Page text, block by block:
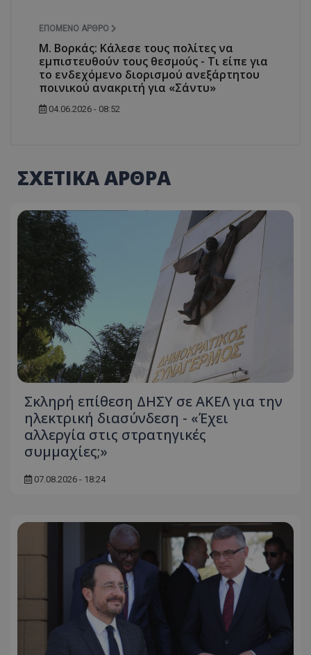
ΕΠΌΜΕΝΟ ΆΡΘΡΟ
Μ. Βορκάς: Κάλεσε τους πολίτες να
εμπιστευθούν τους θεσμούς - Τι είπε για
το ενδεχόμενο διορισμού ανεξάρτητου
ποινικού ανακριτή για «Σάντυ»
04.06.2026 - 08:52
ΣΧΕΤΙΚΑ ΑΡΘΡΑ
Σκληρή επίθεση ΔΗΣΥ σε ΑΚΕΛ για την
ηλεκτρική διασύνδεση - «Έχει
αλλεργία στις στρατηγικές
συμμαχίες;»
07.08.2026 - 18:24